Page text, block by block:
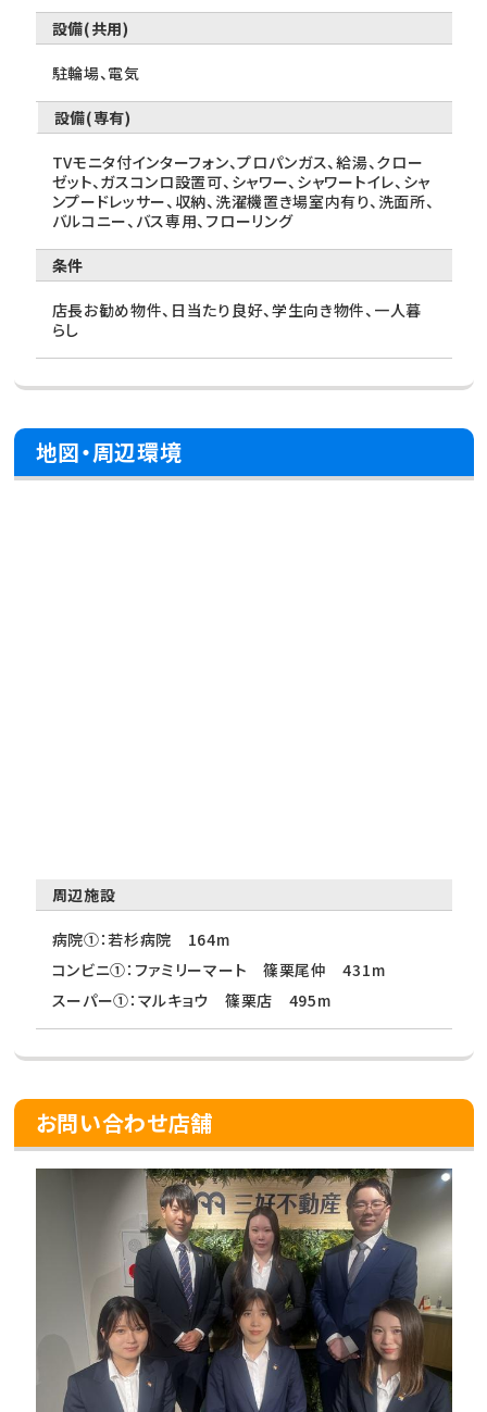
設備(共用)
駐輪場、電気
設備(専有)
TVモニタ付インターフォン、プロパンガス、給湯、クロー
ゼット、ガスコンロ設置可、シャワー、シャワートイレ、シャ
ンプードレッサー、収納、洗濯機置き場室内有り、洗面所、
バルコニー、バス専用、フローリング
条件
店長お勧め物件、日当たり良好、学生向き物件、一人暮
らし
地図・周辺環境
周辺施設
病院①：若杉病院 164m
コンビニ①：ファミリーマート 篠栗尾仲 431m
スーパー①：マルキョウ 篠栗店 495m
お問い合わせ店舗